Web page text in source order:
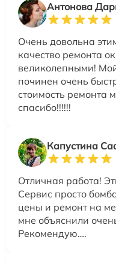
Антонова
Очень довольна
качество ремонта
великолепными!
починен очень
стоимость ремонта
спасибо!!!!!!
Капустина
Отличная работа!
Сервис просто
цены и ремонт на
мне объяснили
Рекомендую….